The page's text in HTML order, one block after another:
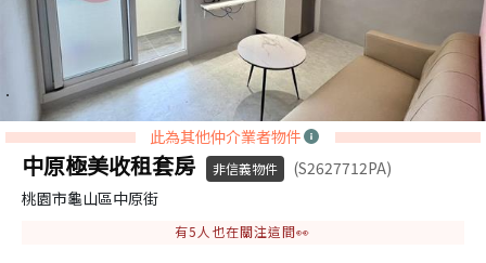
此為其他仲介業者物件
中原極美收租套房 非信義物件
(S2627712PA)
桃園市龜山區中原街
有5 人也在關注這間👀